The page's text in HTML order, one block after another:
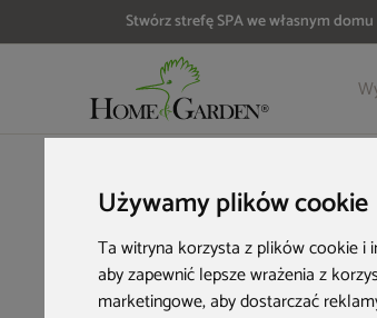
Używamy plików cookie
Ta witryna korzysta z plików cookie i
aby zapewnić lepsze wrażenia z
marketingowe,aby dostarczać
Stwórz strefę SPA we własnym domu
Szczegóły Opinie